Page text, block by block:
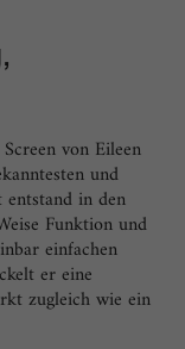
von Eileen
und
in den
Funktion und
einfachen
er eine
zugleich wie ein